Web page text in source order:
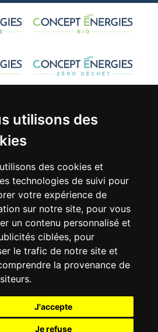
utilisons des
des cookies et
technologies de suivi pour
votre expérience de
sur notre site, pour vous
un contenu personnalisé et
ciblées, pour
le trafic de notre site et
la provenance de
J'accepte
Je refuse
01 30 42 28 61
sur les réseaux